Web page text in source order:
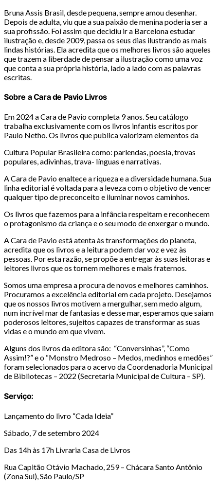
Bruna Assis Brasil, desde pequena, sempre amou desenhar.
Depois de adulta, viu que a sua paixão de menina poderia ser a
sua profissão. Foi assim que decidiu ir a Barcelona estudar
ilustração e, desde 2009, passa os seus dias ilustrando as mais
lindas histórias. Ela acredita que os melhores livros são aqueles
que trazem a liberdade de pensar a ilustração como uma voz
que conta a sua própria história, lado a lado com as palavras
escritas.
Sobre a Cara de Pavio Livros
Em 2024 a Cara de Pavio completa 9 anos. Seu catálogo
trabalha exclusivamente com os livros infantis escritos por
Paulo Netho. Os livros que publica valorizam elementos da
Cultura Popular Brasileira como: parlendas, poesia, trovas
populares, adivinhas, trava- línguas e narrativas.
A Cara de Pavio enaltece a riqueza e a diversidade humana. Sua
linha editorial é voltada para a leveza com o objetivo de vencer
qualquer tipo de preconceito e iluminar novos caminhos.
Os livros que fazemos para a infância respeitam e reconhecem
o protagonismo da criança e o seu modo de enxergar o mundo.
A Cara de Pavio está atenta às transformações do planeta,
acredita que os livros e a leitura podem dar voz e vez às
pessoas. Por esta razão, se propõe a entregar às suas leitoras e
leitores livros que os tornem melhores e mais fraternos.
Somos uma empresa a procura de novos e melhores caminhos.
Procuramos a excelência editorial em cada projeto. Desejamos
que os nossos livros motivem a mergulhar, sem medo algum,
num incrível mar de fantasias e desse mar, esperamos que saiam
poderosos leitores, sujeitos capazes de transformar as suas
vidas e o mundo em que vivem.
Alguns dos livros da editora são: “Conversinhas”, “Como
Assim!?” e o “Monstro Medroso – Medos, medinhos e medões”
foram selecionados para o acervo da Coordenadoria Municipal
de Bibliotecas – 2022 (Secretaria Municipal de Cultura – SP).
Serviço:
Lançamento do livro “Cada Ideia”
Sábado, 7 de setembro 2024
Das 14h às 17h Livraria Casa de Livros
Rua Capitão Otávio Machado, 259 – Chácara Santo Antônio
(Zona Sul), São Paulo/SP